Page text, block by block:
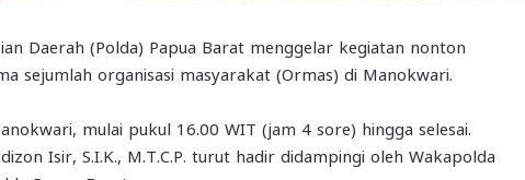
Daerah (Polda) Papua Barat menggelar kegiatan nonton
sejumlah organisasi masyarakat (Ormas) di Manokwari.
mulai pukul 16.00 WIT (jam 4 sore) hingga selesai.
Isir, S.I.K., M.T.C.P. turut hadir didampingi oleh Wakapolda